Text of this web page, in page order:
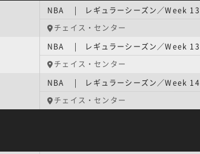
NBA | レギュラーシーズン／Week 13
チェイス・センター
NBA | レギュラーシーズン／Week 13
チェイス・センター
NBA | レギュラーシーズン／Week 14
チェイス・センター